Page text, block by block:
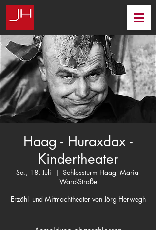
Haag - Huraxdax -
Kindertheater
Sa., 18. Juli
  |
Schlossturm Haag, Maria-
Ward-Straße
Erzähl- und Mitmachtheater von Jörg Herwegh